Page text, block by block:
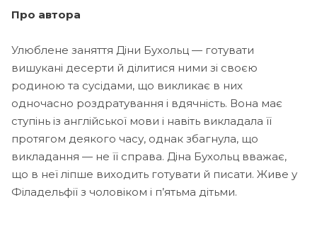
Про автора
Улюблене заняття Діни Бухольц — готувати
вишукані десерти й ділитися ними зі своєю
родиною та сусідами, що викликає в них
одночасно роздратування і вдячність. Вона має
ступінь із англійської мови і навіть викладала її
протягом деякого часу, однак збагнула, що
викладання — не її справа. Діна Бухольц вважає,
що в неї ліпше виходить готувати й писати. Живе у
Філадельфії з чоловіком і п’ятьма дітьми.